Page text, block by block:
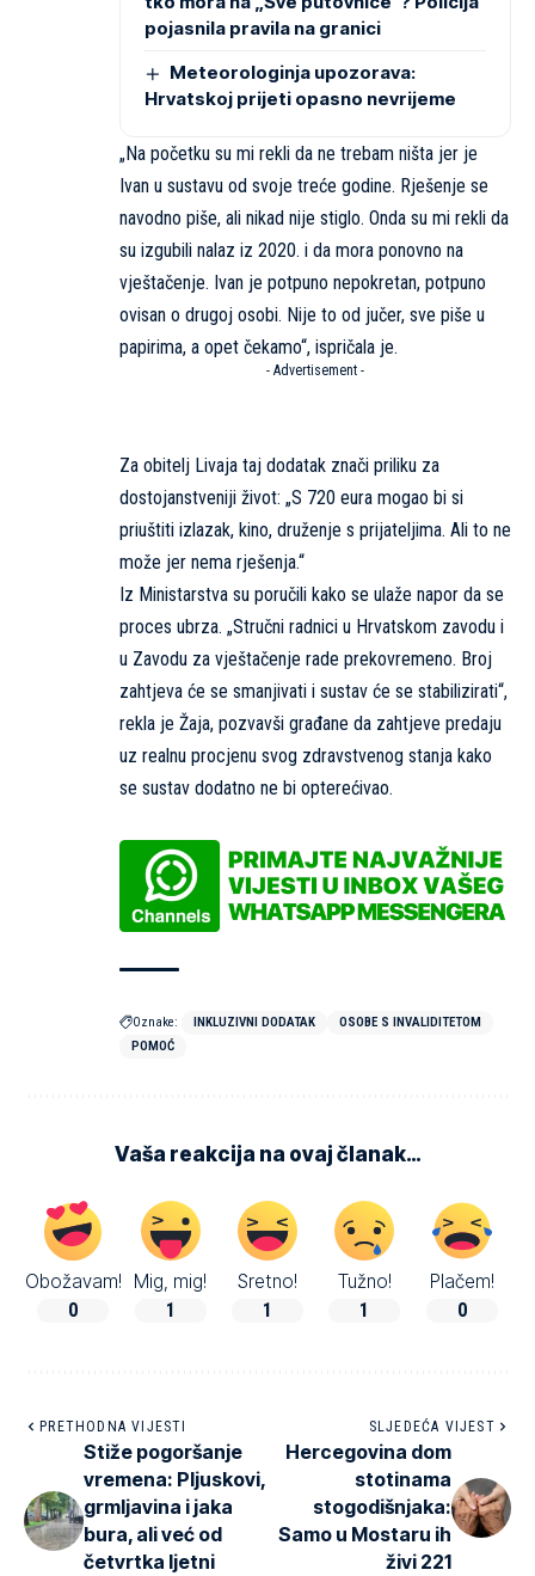
pojasnila pravila na granici
Meteorologinja upozorava:
Hrvatskoj prijeti opasno nevrijeme
„Na početku su mi rekli da ne trebam ništa jer je
Ivan u sustavu od svoje treće godine. Rješenje se
navodno piše, ali nikad nije stiglo. Onda su mi rekli da
su izgubili nalaz iz 2020. i da mora ponovno na
vještačenje. Ivan je potpuno nepokretan, potpuno
ovisan o drugoj osobi. Nije to od jučer, sve piše u
papirima, a opet čekamo“, ispričala je.
- Advertisement -
Za obitelj Livaja taj dodatak znači priliku za
dostojanstveniji život: „S 720 eura mogao bi si
priuštiti izlazak, kino, druženje s prijateljima. Ali to ne
može jer nema rješenja.“
Iz Ministarstva su poručili kako se ulaže napor da se
proces ubrza. „Stručni radnici u Hrvatskom zavodu i
u Zavodu za vještačenje rade prekovremeno. Broj
zahtjeva će se smanjivati i sustav će se stabilizirati“,
rekla je Žaja, pozvavši građane da zahtjeve predaju
uz realnu procjenu svog zdravstvenog stanja kako
se sustav dodatno ne bi opterećivao.
Oznake: INKLUZIVNI DODATAK
OSOBE S INVALIDITETOM
POMOĆ
Vaša reakcija na ovaj članak…
Obožavam!
0
Mig, mig!
1
Sretno!
1
Tužno!
1
Plačem!
0
PRETHODNA VIJESTI
Stiže pogoršanje
vremena: Pljuskovi,
grmljavina i jaka
bura, ali već od
četvrtka ljetni
SLJEDEĆA VIJEST
Hercegovina dom
stotinama
stogodišnjaka:
Samo u Mostaru ih
živi 221